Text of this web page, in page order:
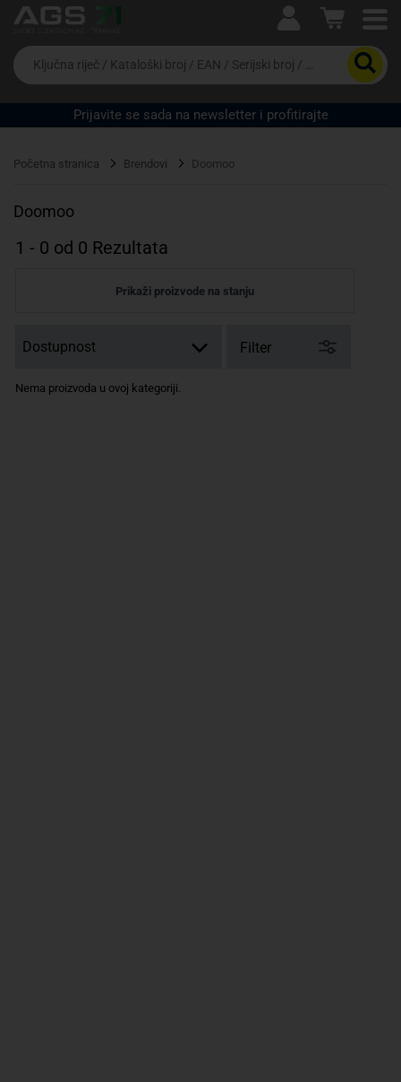
Ova postavka prilagođava asortiman proizvoda i
cijene vašim potrebama.
Da
biste
potražili
proizvod,
unesite
riječ,
EAN
serijski
Prijavite se sada na newsletter i profitirajte
Početna stranica Brendovi Doomoo
Doomoo
1 - 0 od 0 Rezultata
Prikaži proizvode na stanju
Filter
Nema proizvoda u ovoj kategoriji.